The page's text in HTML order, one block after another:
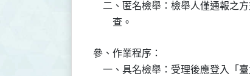
二、匿名檢舉：檢舉人僅通報之
        查。
參、作業程序：
一、具名檢舉：受理後應登入「